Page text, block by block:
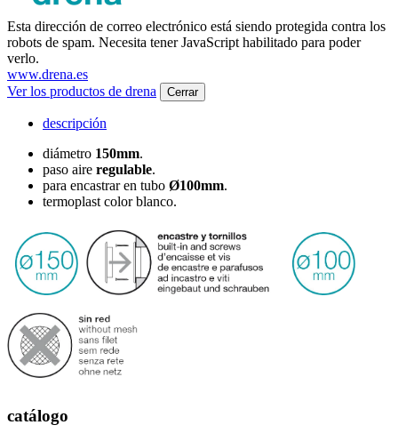
Esta dirección de correo electrónico está siendo protegida contra los
robots de spam. Necesita tener JavaScript habilitado para poder
verlo.
www.drena.es
Ver los productos de drena
Cerrar
descripción
diámetro 150mm.
paso aire regulable.
para encastrar en tubo Ø100mm.
termoplast color blanco.
catálogo